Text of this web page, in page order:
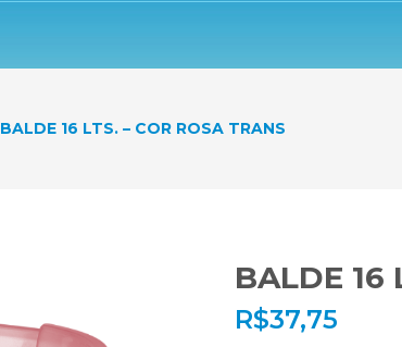
BALDE 16 LTS. – COR ROSA TRANS
BALDE 16
R$37,75